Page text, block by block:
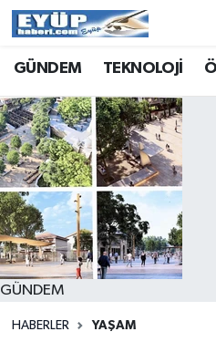
GÜNDEM TEKNOLOJİ
GÜNDEM
HABERLER YAŞAM